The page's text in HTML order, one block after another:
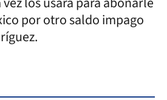
por otro saldo impago